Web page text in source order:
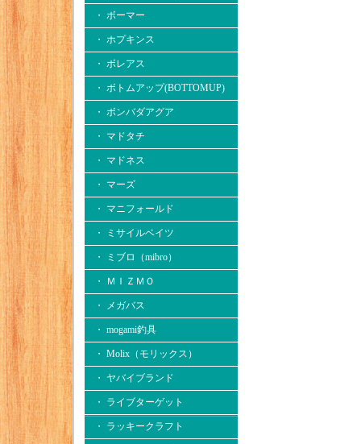
・ ボーマー
・ ホプキンス
・ ボレアス
・ ボトムアップ(BOTTOMUP)
・ ボンバダアグア
・ マドタチ
・ マドネス
・ マーズ
・ マニフォールド
・ ミサイルベイツ
・ ミブロ（mibro）
・ ＭＩＺＭＯ
・ メガバス
・ mogami釣具
・ Molix（モリックス）
・ ヤバイブランド
・ ライブターゲット
・ ラッキークラフト